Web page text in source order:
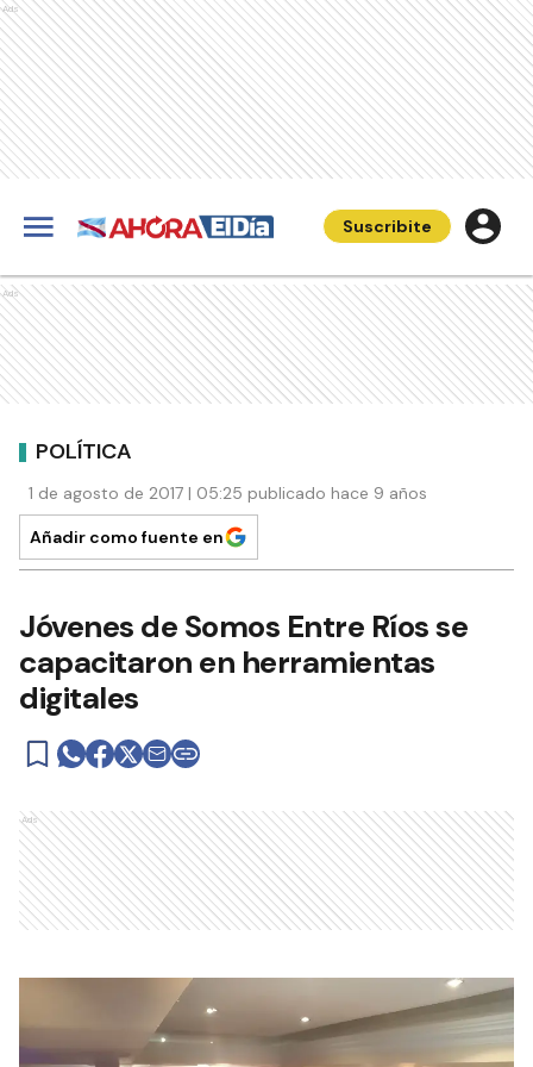
Ads
Suscribite
Ads
POLÍTICA
1 de agosto de 2017 | 05:25 publicado hace 9 años
Añadir como fuente en
Jóvenes de Somos Entre Ríos se
capacitaron en herramientas
digitales
Ads